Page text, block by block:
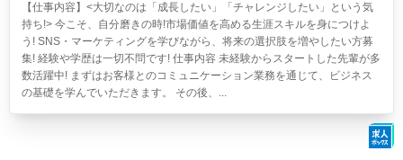
【仕事内容】<大切なのは「成長したい」「チャレンジしたい」という気
持ち!> 今こそ、自分磨きの時!市場価値を高める生涯スキルを身につけよ
う! SNS・マーケティングを学びながら、将来の選択肢を増やしたい方募
集! 経験や学歴は一切不問です! 仕事内容 未経験からスタートした先輩が多
数活躍中! まずはお客様とのコミュニケーション業務を通じて、ビジネス
の基礎を学んでいただきます。 その後、...